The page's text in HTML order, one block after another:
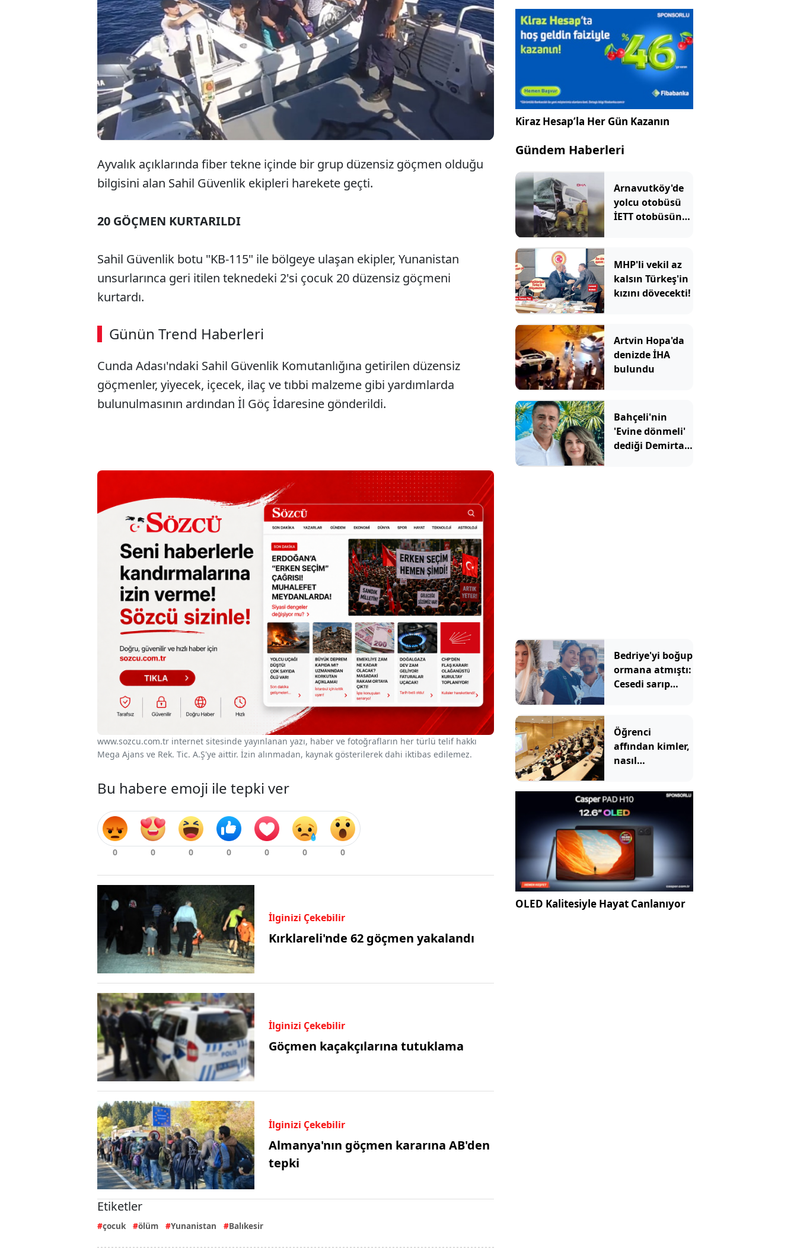
Balıkesir'in Ayvalık ilçesi açıklarında, yasa dışı yollarla
Midilli Adası'na gitmeye çalışırken Yunan unsurlarınca
Türk kara sularına geri itilen 20 düzensiz göçmen
kurtarıldı.
Ayvalık açıklarında fiber tekne içinde bir grup düzensiz göçmen olduğu
bilgisini alan Sahil Güvenlik ekipleri harekete geçti.
20 GÖÇMEN KURTARILDI
Sahil Güvenlik botu "KB-115" ile bölgeye ulaşan ekipler, Yunanistan
unsurlarınca geri itilen teknedeki 2'si çocuk 20 düzensiz göçmeni
kurtardı.
Günün Trend Haberleri
00:02 / 09:15
Sesi Aç
Cunda Adası'ndaki Sahil Güvenlik Komutanlığına getirilen düzensiz
göçmenler, yiyecek, içecek, ilaç ve tıbbi malzeme gibi yardımlarda
bulunulmasının ardından İl Göç İdaresine gönderildi.
www.sozcu.com.tr internet sitesinde yayınlanan yazı, haber ve fotoğrafların her türlü telif hakkı
Mega Ajans ve Rek. Tic. A.Ş'ye aittir. İzin alınmadan, kaynak gösterilerek dahi iktibas edilemez.
Bu habere emoji ile tepki ver
İlginizi Çekebilir
Kırklareli'nde 62 göçmen yakalandı
İlginizi Çekebilir
Göçmen kaçakçılarına tutuklama
İlginizi Çekebilir
Almanya'nın göçmen kararına AB'den
tepki
Etiketler
çocuk ölüm Yunanistan Balıkesir
Kiraz Hesap’la Her Gün Kazanın
Gündem Haberleri
Arnavutköy'de
yolcu otobüsü
İETT otobüsüne
MHP'li vekil az
kalsın Türkeş'in
kızını dövecekti!
Artvin Hopa'da
denizde İHA
bulundu
Bahçeli'nin
'Evine dönmeli'
dediği Demirtaş
Bedriye'yi boğup
ormana atmıştı:
Cesedi sarıp
etmiş
Öğrenci
affından kimler,
nasıl
İşte detaylar
OLED Kalitesiyle Hayat Canlanıyor